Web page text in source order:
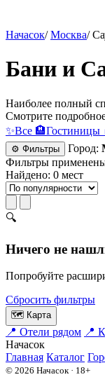
Начасок/ Москва/
Бани и
Наиболее полный
Смотрите
✨Все 🏨Гостиницы
⚙ Фильтры Город:
Фильтры
Найдено: 0 мест
🔍
Ничего не
Попробуйте
Сбросить фильтры
🗺 Карта
📍 Отели рядом 📍
Начасок
Главная Каталог
© 2026 Начасок · 18+